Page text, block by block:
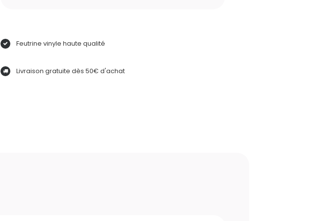
Feutrine vinyle haute qualité
Livraison gratuite dès 50€ d'achat